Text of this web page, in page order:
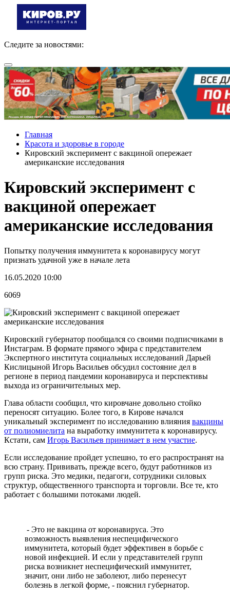
Следите за новостями:
Главная
Красота и здоровье в городе
Кировский эксперимент с вакциной опережает
американские исследования
Кировский эксперимент с
вакциной опережает
американские исследования
Попытку получения иммунитета к коронавирусу могут
признать удачной уже в начале лета
16.05.2020 10:00
6069
Кировский губернатор пообщался со своими подписчиками в
Инстаграм. В формате прямого эфира с представителем
Экспертного института социальных исследований Дарьей
Кислицыной Игорь Васильев обсудил состояние дел в
регионе в период пандемии коронавируса и перспективы
выхода из ограничительных мер.
Глава области сообщил, что кировчане довольно стойко
переносят ситуацию. Более того, в Кирове начался
уникальный эксперимент по исследованию влияния вакцины
от полиомиелита на выработку иммунитета к коронавирусу.
Кстати, сам Игорь Васильев принимает в нем участие.
Если исследование пройдет успешно, то его распространят на
всю страну. Прививать, прежде всего, будут работников из
групп риска. Это медики, педагоги, сотрудники силовых
структур, общественного транспорта и торговли. Все те, кто
работает с большими потоками людей.
- Это не вакцина от коронавируса. Это
возможность выявления неспецифического
иммунитета, который будет эффективен в борьбе с
новой инфекцией. И если у представителей групп
риска возникнет неспецифический иммунитет,
значит, они либо не заболеют, либо перенесут
болезнь в легкой форме, - пояснил губернатор.